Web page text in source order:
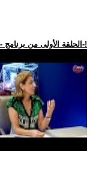
.. الحلقة الأولى من برنامج -أسئلة حارقة-!